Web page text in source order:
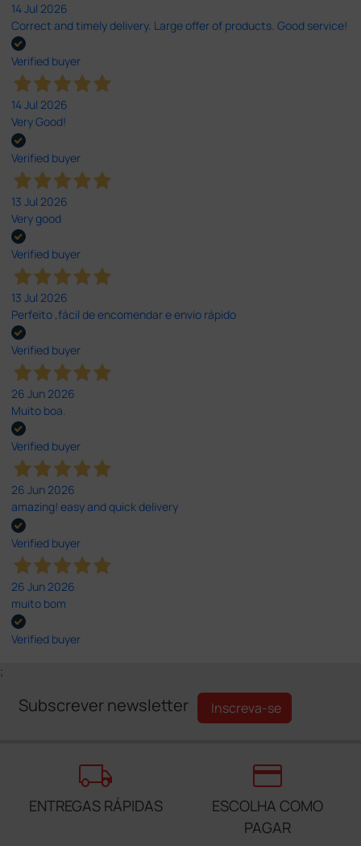
14 Jul 2026
Correct and timely delivery. Large offer of products. Good service!
Verified buyer
14 Jul 2026
Very Good!
Verified buyer
13 Jul 2026
Very good
Verified buyer
13 Jul 2026
Perfeito ,fácil de encomendar e envio rápido
Verified buyer
26 Jun 2026
Muito boa.
Verified buyer
26 Jun 2026
amazing! easy and quick delivery
Verified buyer
26 Jun 2026
muito bom
Verified buyer
;
Subscrever newsletter Inscreva-se
local_shipping
ENTREGAS RÁPIDAS
credit_card
ESCOLHA COMO
PAGAR